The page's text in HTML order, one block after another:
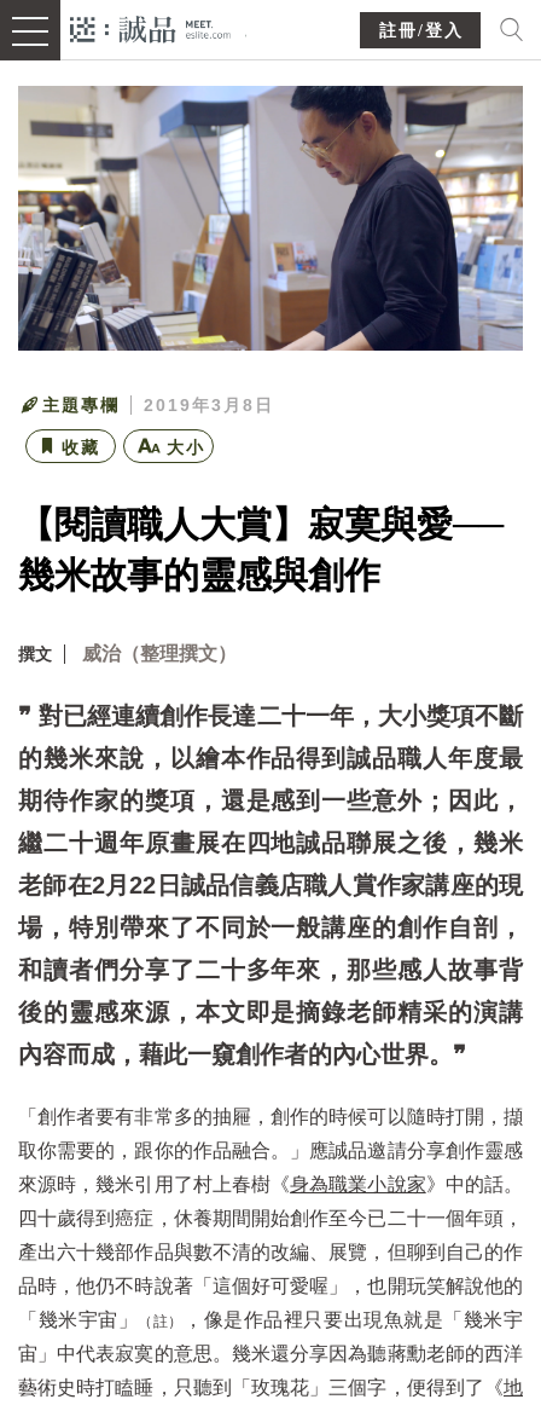
註冊/登入
主題專欄 2019年3月8日
收藏 大小
【閱讀職人大賞】寂寞與愛──
幾米故事的靈感與創作
撰文 威治（整理撰文）
❞ 對已經連續創作長達二十一年，大小獎項不斷
的幾米來說，以繪本作品得到誠品職人年度最
期待作家的獎項，還是感到一些意外；因此，
繼二十週年原畫展在四地誠品聯展之後，幾米
老師在2月22日誠品信義店職人賞作家講座的現
場，特別帶來了不同於一般講座的創作自剖，
和讀者們分享了二十多年來，那些感人故事背
後的靈感來源，本文即是摘錄老師精采的演講
內容而成，藉此一窺創作者的內心世界。❞
「創作者要有非常多的抽屜，創作的時候可以隨時打開，擷
取你需要的，跟你的作品融合。」應誠品邀請分享創作靈感
來源時，幾米引用了村上春樹《身為職業小說家》中的話。
四十歲得到癌症，休養期間開始創作至今已二十一個年頭，
產出六十幾部作品與數不清的改編、展覽，但聊到自己的作
品時，他仍不時說著「這個好可愛喔」，也開玩笑解說他的
「幾米宇宙」
（註）
，像是作品裡只要出現魚就是「幾米宇
宙」中代表寂寞的意思。幾米還分享因為聽蔣勳老師的西洋
藝術史時打瞌睡，只聽到「玫瑰花」三個字，便得到了《地